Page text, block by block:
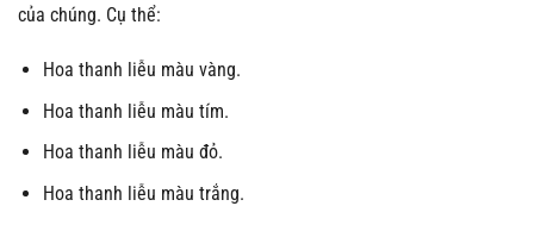
của chúng. Cụ thể:
Hoa thanh liễu màu vàng.
Hoa thanh liễu màu tím.
Hoa thanh liễu màu đỏ.
Hoa thanh liễu màu trắng.